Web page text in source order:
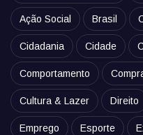
Ação Social Brasil
Cidadania Cidade
Comportamento
Cultura & Lazer Direito
Emprego Esporte